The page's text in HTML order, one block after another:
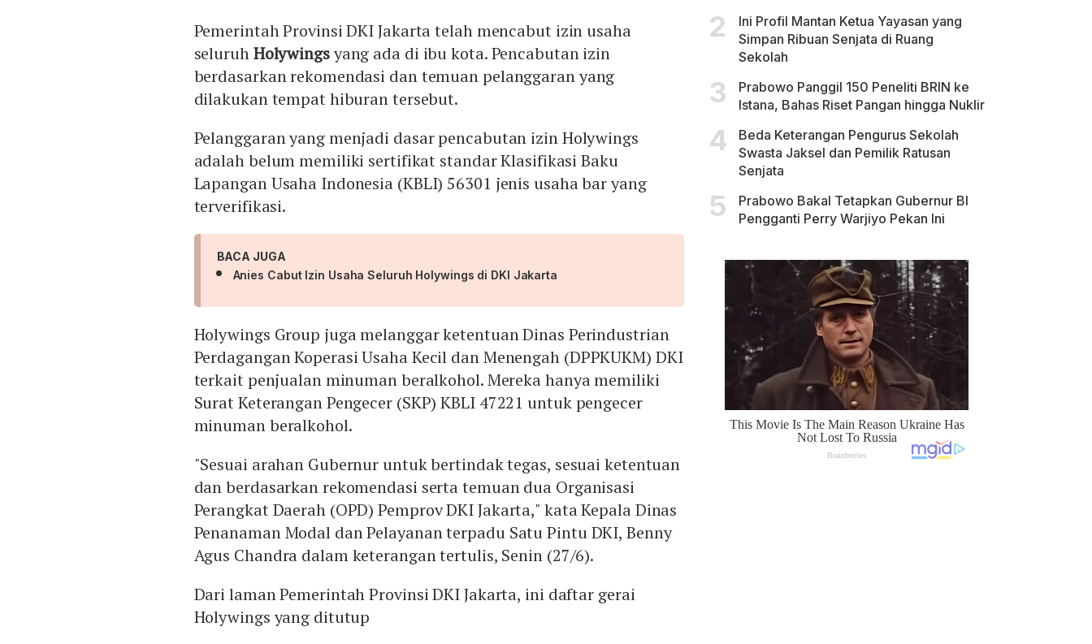
Pemerintah Provinsi DKI Jakarta telah mencabut izin usaha
seluruhHolywingsyang ada di ibu kota. Pencabutan izin
berdasarkan rekomendasi dan temuan pelanggaran yang
dilakukan tempat hiburan tersebut.
Pelanggaran yang menjadi dasar pencabutan izin Holywings
adalah belum memiliki sertifikat standar Klasifikasi Baku
Lapangan Usaha Indonesia (KBLI) 56301 jenis usaha bar yang
terverifikasi.
BACA JUGA
Anies Cabut Izin Usaha Seluruh Holywings di DKI Jakarta
Holywings Group juga melanggar ketentuan Dinas Perindustrian
Perdagangan Koperasi Usaha Kecil dan Menengah (DPPKUKM) DKI
terkait penjualan minuman beralkohol. Mereka hanya memiliki
Surat Keterangan Pengecer (SKP) KBLI 47221 untuk pengecer
minuman beralkohol.
"Sesuai arahan Gubernur untuk bertindak tegas, sesuai ketentuan
dan berdasarkan rekomendasi serta temuan dua Organisasi
Perangkat Daerah (OPD) Pemprov DKI Jakarta," kata Kepala Dinas
Penanaman Modal dan Pelayanan terpadu Satu Pintu DKI, Benny
Agus Chandra dalam keterangan tertulis, Senin (27/6).
Dari laman Pemerintah Provinsi DKI Jakarta, ini daftar gerai
Holywings yang ditutup
Ini Profil Mantan Ketua Yayasan yang
Simpan Ribuan Senjata di Ruang
Sekolah
Prabowo Panggil 150 Peneliti BRIN ke
Istana, Bahas Riset Pangan hingga Nuklir
Beda Keterangan Pengurus Sekolah
Swasta Jaksel dan Pemilik Ratusan
Senjata
Prabowo Bakal Tetapkan Gubernur BI
Pengganti Perry Warjiyo Pekan Ini